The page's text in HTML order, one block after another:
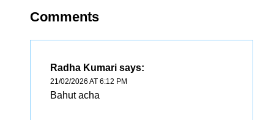
Comments
Radha Kumari says:
21/02/2026 AT 6:12 PM
Bahut acha